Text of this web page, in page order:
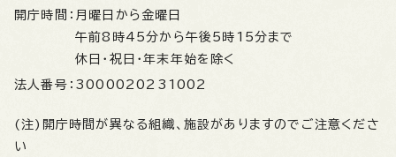
開庁時間： 月曜日から金曜日
午前8時45分から午後5時15分まで
休日・祝日・年末年始を除く
法人番号： 3000020231002
(注)開庁時間が異なる組織、施設がありますのでご注意くださ
い